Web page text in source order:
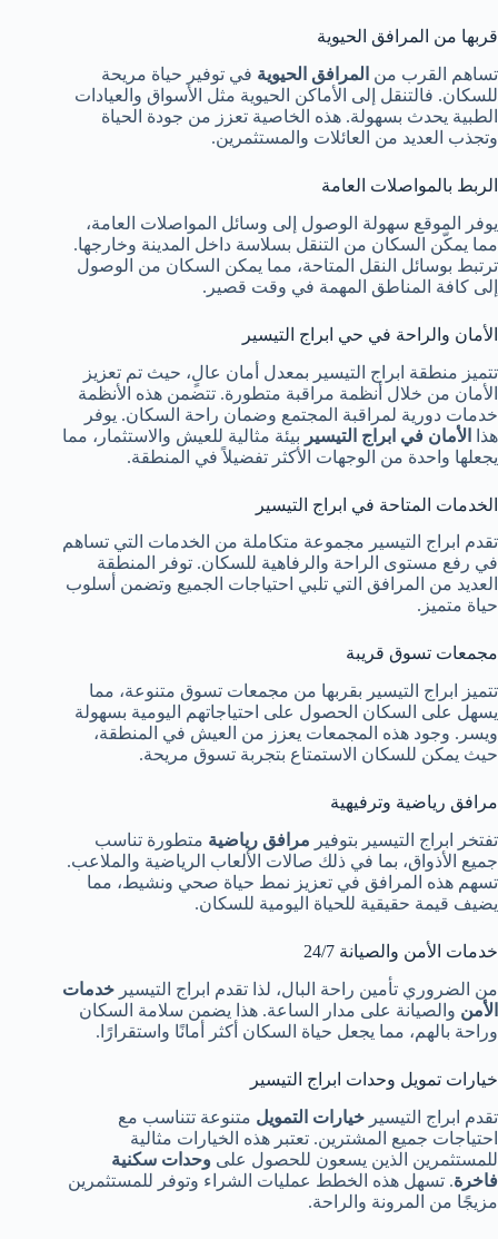
قربها من المرافق الحيوية
تساهم القرب من المرافق الحيوية في توفير حياة مريحة
للسكان. فالتنقل إلى الأماكن الحيوية مثل الأسواق والعيادات
الطبية يحدث بسهولة. هذه الخاصية تعزز من جودة الحياة
وتجذب العديد من العائلات والمستثمرين.
الربط بالمواصلات العامة
يوفر الموقع سهولة الوصول إلى وسائل المواصلات العامة،
مما يمكّن السكان من التنقل بسلاسة داخل المدينة وخارجها.
ترتبط بوسائل النقل المتاحة، مما يمكن السكان من الوصول
إلى كافة المناطق المهمة في وقت قصير.
الأمان والراحة في حي ابراج التيسير
تتميز منطقة ابراج التيسير بمعدل أمان عالٍ، حيث تم تعزيز
الأمان من خلال أنظمة مراقبة متطورة. تتضمن هذه الأنظمة
خدمات دورية لمراقبة المجتمع وضمان راحة السكان. يوفر
هذا
الأمان في ابراج التيسير بيئة مثالية للعيش والاستثمار، مما
يجعلها واحدة من الوجهات الأكثر تفضيلاً في المنطقة.
الخدمات المتاحة في ابراج التيسير
تقدم ابراج التيسير مجموعة متكاملة من الخدمات التي تساهم
في رفع مستوى الراحة والرفاهية للسكان. توفر المنطقة
العديد من المرافق التي تلبي احتياجات الجميع وتضمن أسلوب
حياة متميز.
مجمعات تسوق قريبة
تتميز ابراج التيسير بقربها من مجمعات تسوق متنوعة، مما
يسهل على السكان الحصول على احتياجاتهم اليومية بسهولة
ويسر. وجود هذه المجمعات يعزز من العيش في المنطقة،
حيث يمكن للسكان الاستمتاع بتجربة تسوق مريحة.
مرافق رياضية وترفيهية
تفتخر ابراج التيسير بتوفير مرافق رياضية متطورة تناسب
جميع الأذواق، بما في ذلك صالات الألعاب الرياضية والملاعب.
تسهم هذه المرافق في تعزيز نمط حياة صحي ونشيط، مما
يضيف قيمة حقيقية للحياة اليومية للسكان.
خدمات الأمن والصيانة 24/7
من الضروري تأمين راحة البال، لذا تقدم ابراج التيسير خدمات
الأمن والصيانة على مدار الساعة. هذا يضمن سلامة السكان
وراحة بالهم، مما يجعل حياة السكان أكثر أمانًا واستقرارًا.
خيارات تمويل وحدات ابراج التيسير
تقدم ابراج التيسير خيارات التمويل متنوعة تتناسب مع
احتياجات جميع المشترين. تعتبر هذه الخيارات مثالية
للمستثمرين الذين يسعون للحصول على وحدات سكنية
فاخرة. تسهل هذه الخطط عمليات الشراء وتوفر للمستثمرين
مزيجًا من المرونة والراحة.